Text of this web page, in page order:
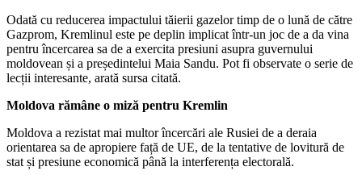
Odată cu reducerea impactului tăierii gazelor timp de o lună de către
Gazprom, Kremlinul este pe deplin implicat într-un joc de a da vina
pentru încercarea sa de a exercita presiuni asupra guvernului
moldovean și a președintelui Maia Sandu. Pot fi observate o serie de
lecții interesante, arată sursa citată.
Moldova rămâne o miză pentru Kremlin
Moldova a rezistat mai multor încercări ale Rusiei de a deraia
orientarea sa de apropiere față de UE, de la tentative de lovitură de
stat și presiune economică până la interferența electorală.